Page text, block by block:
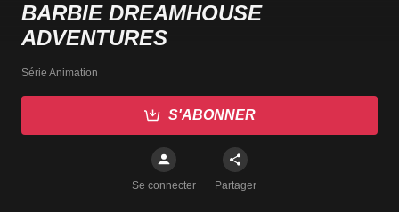
BARBIE DREAMHOUSE
ADVENTURES
Série Animation
S'ABONNER
Se connecter Partager